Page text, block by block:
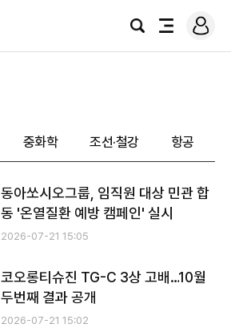
검
전
로
그
중화학 조선·철강 항공
동아쏘시오그룹, 임직원 대상 민관 합
동 '온열질환 예방 캠페인' 실시
2026-07-21 15:05
코오롱티슈진 TG-C 3상 고배…10월
두번째 결과 공개
2026-07-21 15:02